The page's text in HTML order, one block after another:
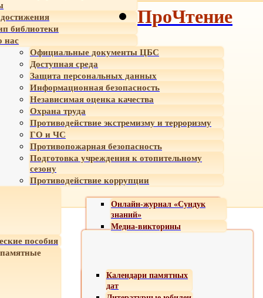
библиотеки
нас
Официальные документы ЦБС
Доступная среда
Защита персональных данных
Информационная безопасность
Независимая оценка качества
Охрана труда
Противодействие экстремизму и терроризму
ГО и ЧС
Противопожарная безопасность
Подготовка учреждения к отопительному
сезону
Противодействие коррупции
Онлайн-журнал «Сундук
знаний»
Медиа-викторины
пособия
Календари памятных
дат
ПроЧтение